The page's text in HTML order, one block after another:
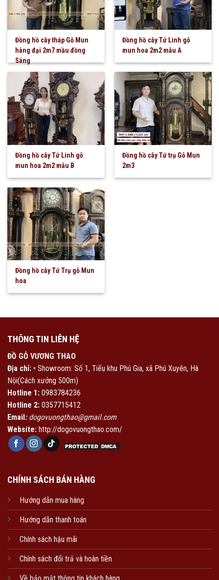
Đồng hồ cây tháp Gỗ Mun
hàng đại 2m7 mầu đồng
Sáng
Đồng hồ cây Tứ Linh gỗ
mun hoa 2m2 mẫu A
Đồng hồ cây Tứ Linh gỗ
mun hoa 2m2 mẫu B
Đồng hồ cây Tứ trụ Gỗ Mun
2m3
Đồng hồ cây Tứ Trụ gỗ Mun
hoa
THÔNG TIN LIÊN HỆ
ĐỒ GỖ VƯƠNG THAO
Địa chỉ: • Showroom: Số 1, Tiểu khu Phú Gia, xã Phú Xuyên, Hà
Nội(Cách xưởng 500m)
Hotline 1: 0983784236
Hotline 2: 0357715412
Email:dogovuongthao@gmail.com
Website: http://dogovuongthao.com/
CHÍNH SÁCH BÁN HÀNG
Hướng dẫn mua hàng
Hướng dẫn thanh toán
Chính sách hậu mãi
Chính sách đổi trả và hoàn tiền